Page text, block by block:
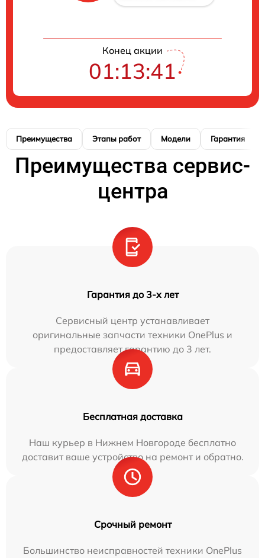
Конец акции
01:13:41
Преимущества Этапы работ Модели Гарантия
Преимущества сервис-
центра
Гарантия до 3-х лет
Сервисный центр устанавливает
оригинальные запчасти техники OnePlus и
предоставляет гарантию до 3 лет.
Бесплатная доставка
Наш курьер в Нижнем Новгороде бесплатно
доставит ваше устройство на ремонт и обратно.
Срочный ремонт
Большинство неисправностей техники OnePlus